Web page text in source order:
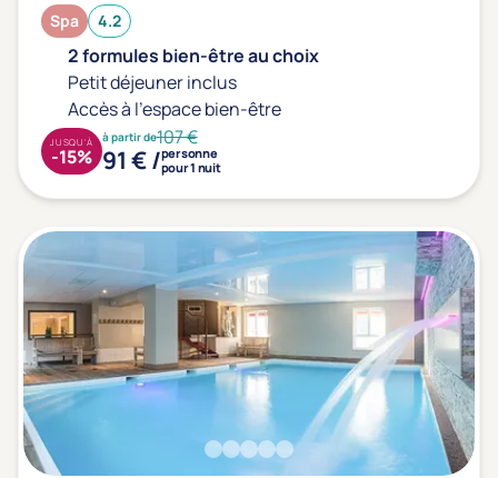
Spa 4.2
2 formules bien-être au choix
Petit déjeuner inclus
Accès à l'espace bien-être
à partir de107 €
91 € /personne
pour 1 nuit
JUSQU'À
-15%